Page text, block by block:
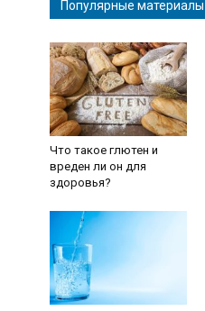
Популярные материалы
Что такое глютен и
вреден ли он для
здоровья?